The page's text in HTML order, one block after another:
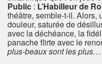
Public : L’Habilleur de
théâtre, semble-t-il. Alors,
douleur, saturée de
avec la déchéance, la
panache flirte avec le
plus-beaux sont les